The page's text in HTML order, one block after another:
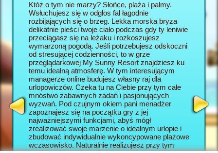
Któż o tym nie marzy? Słońce, plaża i palmy.
Wsłuchujesz się w odgłos fal łagodnie
rozbijających się o brzeg. Lekka morska bryza
delikatnie pieści twoje ciało podczas gdy ty leniwie
przeciągasz się na leżaku i rozkoszujesz
wymarzoną pogodą. Jeśli potrzebujesz odskoczni
od stresującej codzienności, to w grze
przeglądarkowej My Sunny Resort znajdziesz ku
temu idealną atmosferę. W tym interesującym
managerze online budujesz własny raj dla
urlopowiczów. Czeka tu na Ciebie przy tym całe
mnóstwo zabawnych zadań i pasjonujących
wyzwań. Pod czujnym okiem pani menadżer
zapoznajesz się na początku gry z jej
najważniejszymi funkcjami, abyś mógł
zrealizować swoje marzenie o idealnym urlopie i
zbudować indywidualnie wykoncypowane plażowe
wczasowisko. Naturalnie realizujesz przy tym
się w
My
dla
okazję
która w
online.